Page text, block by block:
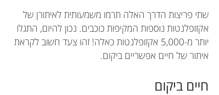
שתי פריצות הדרך האלה תרמו משמעותית לאיתורן של
אקזופלנטות נוספות המקיפות כוכבים. נכון להיום, התגלו
יותר מ-5,000 אקזופלנטות כאלה! זהו צעד חשוב לקראת
איתור של חיים אפשריים ביקום.
חיים ביקום